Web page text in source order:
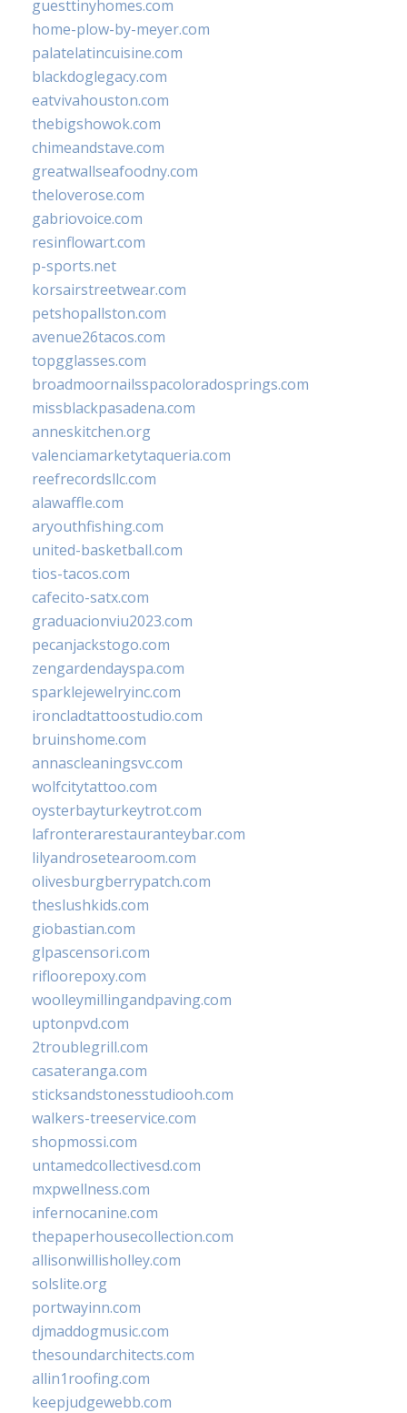
guesttinyhomes.com
home-plow-by-meyer.com
palatelatincuisine.com
blackdoglegacy.com
eatvivahouston.com
thebigshowok.com
chimeandstave.com
greatwallseafoodny.com
theloverose.com
gabriovoice.com
resinflowart.com
p-sports.net
korsairstreetwear.com
petshopallston.com
avenue26tacos.com
topgglasses.com
broadmoornailsspacoloradosprings.com
missblackpasadena.com
anneskitchen.org
valenciamarketytaqueria.com
reefrecordsllc.com
alawaffle.com
aryouthfishing.com
united-basketball.com
tios-tacos.com
cafecito-satx.com
graduacionviu2023.com
pecanjackstogo.com
zengardendayspa.com
sparklejewelryinc.com
ironcladtattoostudio.com
bruinshome.com
annascleaningsvc.com
wolfcitytattoo.com
oysterbayturkeytrot.com
lafronterarestauranteybar.com
lilyandrosetearoom.com
olivesburgberrypatch.com
theslushkids.com
giobastian.com
glpascensori.com
rifloorepoxy.com
woolleymillingandpaving.com
uptonpvd.com
2troublegrill.com
casateranga.com
sticksandstonesstudiooh.com
walkers-treeservice.com
shopmossi.com
untamedcollectivesd.com
mxpwellness.com
infernocanine.com
thepaperhousecollection.com
allisonwillisholley.com
solslite.org
portwayinn.com
djmaddogmusic.com
thesoundarchitects.com
allin1roofing.com
keepjudgewebb.com